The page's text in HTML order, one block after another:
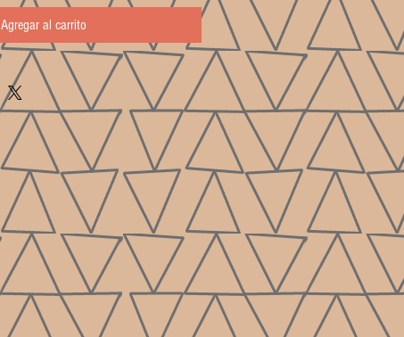
Agregar al carrito